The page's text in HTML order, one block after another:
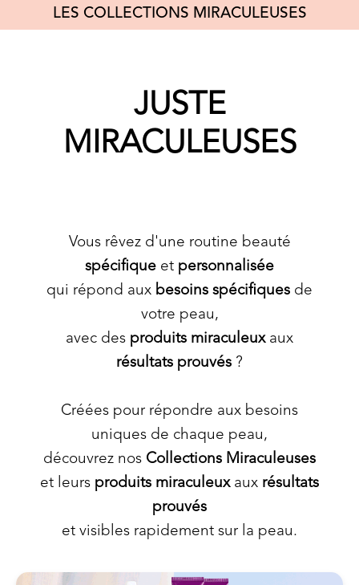
LES COLLECTIONS MIRACULEUSES
JUSTE
MIRACULEUSES
Vous rêvez d'une routine beauté
spécifique et personnalisée
qui répond aux besoins spécifiques de
votre peau,
avec des produits miraculeuxaux
résultats prouvés ?
Créées pour répondre aux besoins
uniques de chaque peau,
découvrez nos Collections Miraculeuses
et leurs produits miraculeuxaux résultats
prouvés
et visibles rapidement sur la peau.